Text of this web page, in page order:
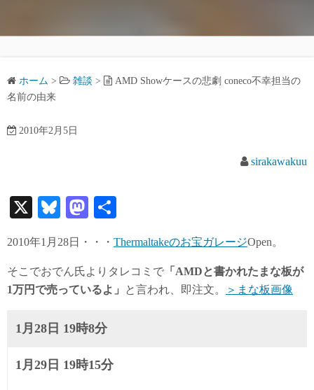
ホーム > 雑談 >
AMD Showケースの悲劇 coneco不幸担当の
名前の由来
2010年2月5日
sirakawakuu
X
Bl
sk
y
M
to
do
n
2010年1月28日・・・ Thermaltakeのお宝ガレージOpen。
そこでおでん氏よりタレコミで 「AMDと書かれたまな板が
1万円で売っているよ」
と言われ、即注文。 ＞まな板画像
1月28日 19時8分
1月29日 19時15分